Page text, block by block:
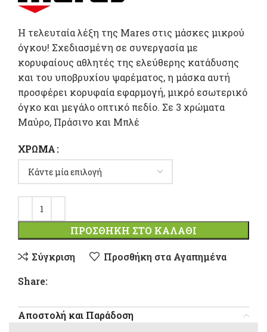
είναι:
62,50 €.
H τελευταία λέξη της Mares στις μάσκες μικρού
όγκου! Σχεδιασμένη σε συνεργασία με
κορυφαίους αθλητές της ελεύθερης κατάδυσης
και του υποβρυχίου ψαρέματος, η μάσκα αυτή
προσφέρει κορυφαία εφαρμογή, μικρό εσωτερικό
όγκο και μεγάλο οπτικό πεδίο. Σε 3 χρώματα
Μαύρο, Πράσινο και Μπλέ
ΧΡΏΜΑ
ΠΡΟΣΘΉΚΗ ΣΤΟ ΚΑΛΆΘΙ
Σύγκριση
Προσθήκη στα Αγαπημένα
Share:
Αποστολή και Παράδοση